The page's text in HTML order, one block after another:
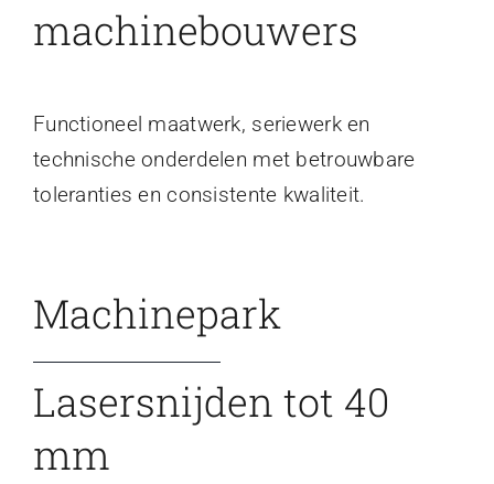
machinebouwers
Functioneel maatwerk, seriewerk en
technische onderdelen met betrouwbare
toleranties en consistente kwaliteit.
Machinepark
Lasersnijden tot 40
mm